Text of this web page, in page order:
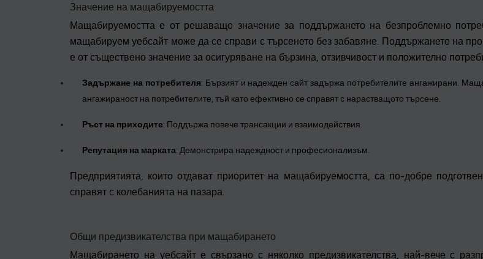
Значение на мащабируемостта
Мащабируемостта е от решаващо значение за поддържането на безпроблемно
мащабируем уебсайт може да се справи с търсенето без забавяне. Поддържането на
е от съществено значение за осигуряване на бързина, отзивчивост и положително
Задържане на потребителя: Бързият и надежден сайт задържа потребителите ангажирани.
ангажираност на потребителите, тъй като ефективно се справят с нарастващото търсене.
Ръст на приходите: Поддържа повече трансакции и взаимодействия.
Репутация на марката: Демонстрира надеждност и професионализъм.
Предприятията, които отдават приоритет на мащабируемостта, са по-добре
справят с колебанията на пазара.
Общи предизвикателства при мащабирането
Мащабирането на уебсайт е свързано с няколко предизвикателства, най-вече с